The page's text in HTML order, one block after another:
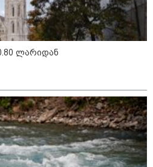
09:12 / 05-08-2026
14 გარდაცვლილი, 22
დაშავებული, მასშტაბური
ხანძარი - რუსეთმა კიევზე
14:13 / 04-08-2026
მორიგი თავდასხმა რუსეთში,
ნავთობგადამამუშავებელ
ქარხანაზე - რა დეტალებია
ცნობილი
ლარიდან